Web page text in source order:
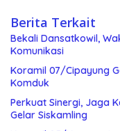
Berita Terkait
Bekali Dansatkowil,
Komunikasi
Koramil 07/Cipayung
Komduk
Perkuat Sinergi, Jaga
Gelar Siskamling